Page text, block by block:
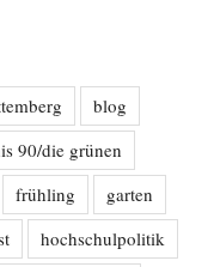
blog
90/die grünen
frühling
garten
hochschulpolitik